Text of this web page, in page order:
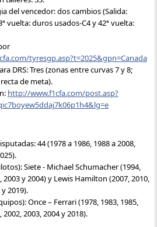
del vencedor: dos cambios (Salida:
vuelta: duros usados-C4 y 42ª vuelta:
tyresgp.asp?t=2025&gpn=Canada
DRS: Tres (zonas entre curvas 7 y 8;
de meta).
http://www.f1cfa.com/post.asp?
44 (1978 a 1986, 1988 a 2008,
Siete - Michael Schumacher (1994,
2003 y 2004) y Lewis Hamilton (2007, 2010,
2019).
Once – Ferrari (1978, 1983, 1985,
2002, 2003, 2004 y 2018).